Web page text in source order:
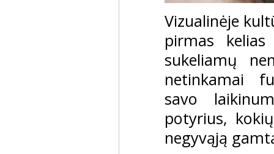
Vizualinėje
pirmas
sukeliamų
netinkamai
savo
potyrius,
negyvąją